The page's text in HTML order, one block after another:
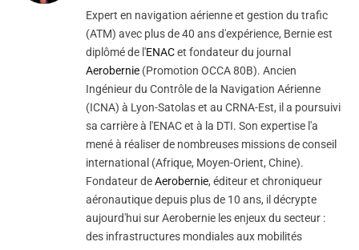
Expert en navigation aérienne et gestion du trafic
(ATM) avec plus de 40 ans d'expérience, Bernie est
diplômé de l'ENACet fondateur du journal
Aerobernie (Promotion OCCA 80B). Ancien
Ingénieur du Contrôle de la Navigation Aérienne
(ICNA) à Lyon-Satolas et au CRNA-Est, il a poursuivi
sa carrière à l'ENAC et à la DTI. Son expertise l'a
mené à réaliser de nombreuses missions de conseil
international (Afrique, Moyen-Orient, Chine).
Fondateur deAerobernie, éditeur et chroniqueur
aéronautique depuis plus de 10 ans, il décrypte
aujourd'hui sur Aerobernie les enjeux du secteur :
des infrastructures mondiales aux mobilités